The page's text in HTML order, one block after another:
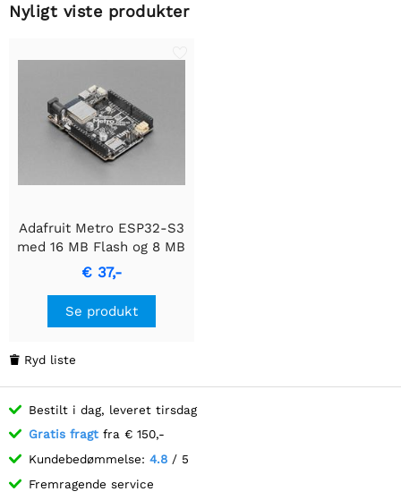
Nyligt viste produkter
Adafruit Metro ESP32-S3
med 16 MB Flash og 8 MB
PSRAM
€ 37,-
Se produkt
 Ryd liste
Bestilt i dag, leveret tirsdag
Gratis fragt fra € 150,-
Kundebedømmelse: 4.8 / 5
Fremragende service